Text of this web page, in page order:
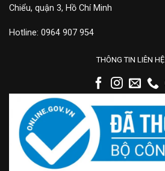
Chiểu, quận 3, Hồ Chí Minh
Hotline: 0964 907 954
THÔNG TIN LIÊN HỆ